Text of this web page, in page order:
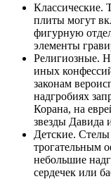
Классические.
плиты могут
фигурную
элементы
Религиозные.
иных
законам
надгробиях
Корана, на
звезды Давида
Детские.
трогательным
небольшие
сердечек или